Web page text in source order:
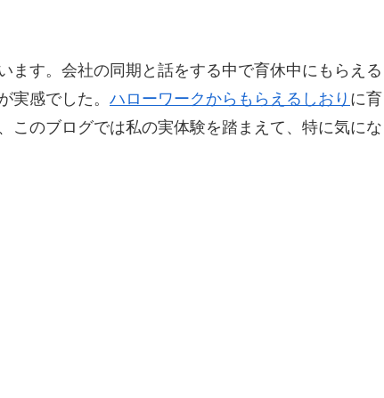
ます。会社の同期と話をする中で育休中にもらえる
感でした。 ハローワークからもらえるしおりに育
このブログでは私の実体験を踏まえて、特に気にな